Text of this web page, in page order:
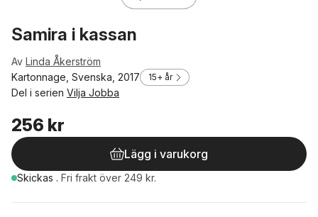
Samira i kassan
Av Linda Åkerström
Kartonnage, Svenska, 2017
15+ år
Del i serien Vilja Jobba
256 kr
Lägg i varukorg
Skickas . Fri frakt över 249 kr.